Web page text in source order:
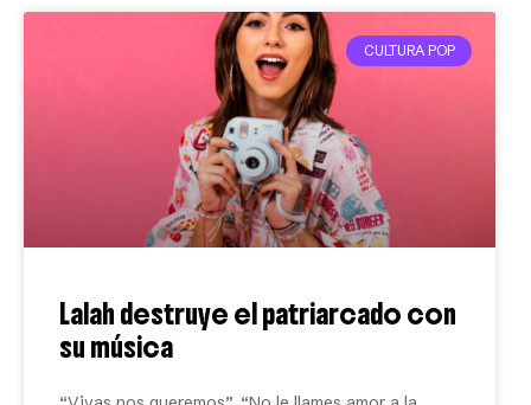
CULTURA POP
Lalah destruye el patriarcado con
su música